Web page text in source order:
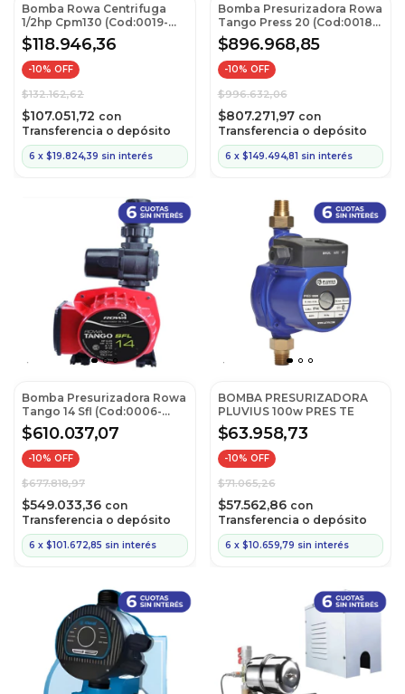
Bomba Rowa Centrifuga
1/2hp Cpm130 (Cod:0019-
0027)
$118.946,36
-10% OFF
$132.162,62
$107.051,72 con
Transferencia o depósito
6 x $19.824,39 sin interés
Bomba Presurizadora Rowa
Tango Press 20 (Cod:0018-
0001)
$896.968,85
-10% OFF
$996.632,06
$807.271,97 con
Transferencia o depósito
6 x $149.494,81 sin interés
Bomba Presurizadora Rowa
Tango 14 Sfl (Cod:0006-
0002)
$610.037,07
-10% OFF
$677.818,97
$549.033,36 con
Transferencia o depósito
6 x $101.672,85 sin interés
BOMBA PRESURIZADORA
PLUVIUS 100w PRES TE
$63.958,73
-10% OFF
$71.065,26
$57.562,86 con
Transferencia o depósito
6 x $10.659,79 sin interés